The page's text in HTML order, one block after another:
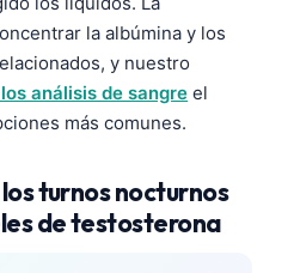
la albúmina y los
y nuestro
análisis de sangre el
más comunes.
turnos nocturnos
de testosterona